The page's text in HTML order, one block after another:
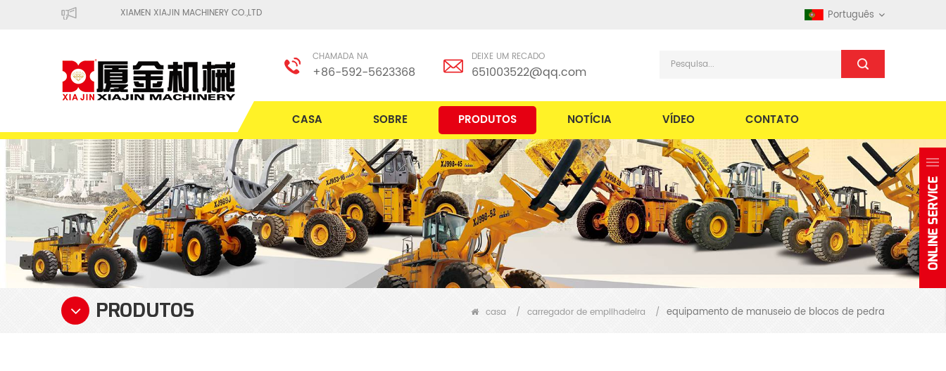
XIAMEN XIAJIN MACHINERY CO.,LTD Português
CHAMADA NA
+86-592-5623368
DEIXE UM RECADO
651003522@qq.com
CASA SOBRE PRODUTOS NOTÍCIA VÍDEO CONTATO
PRODUTOS casa / carregador de empilhadeira / equipamento de manuseio de blocos de pedra